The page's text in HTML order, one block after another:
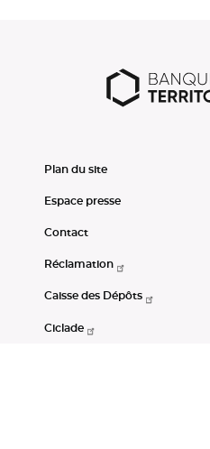
Plan du site
Espace presse
Contact
Réclamation
Caisse des Dépôts
Ciclade